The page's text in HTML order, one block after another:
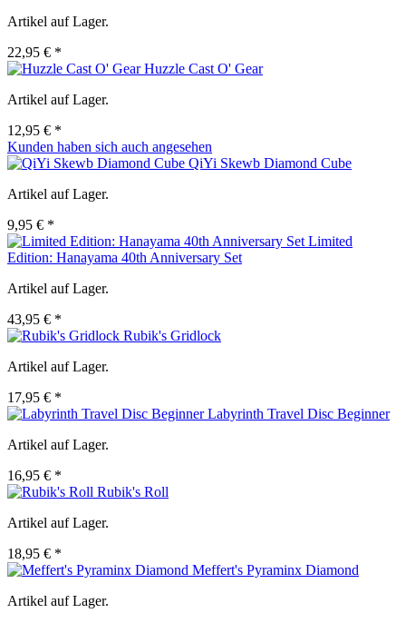
Artikel auf Lager.
22,95 € *
Huzzle Cast O' Gear
Artikel auf Lager.
12,95 € *
Kunden haben sich auch angesehen
QiYi Skewb Diamond Cube
Artikel auf Lager.
9,95 € *
Limited
Edition: Hanayama 40th Anniversary Set
Artikel auf Lager.
43,95 € *
Rubik's Gridlock
Artikel auf Lager.
17,95 € *
Labyrinth Travel Disc Beginner
Artikel auf Lager.
16,95 € *
Rubik's Roll
Artikel auf Lager.
18,95 € *
Meffert's Pyraminx Diamond
Artikel auf Lager.